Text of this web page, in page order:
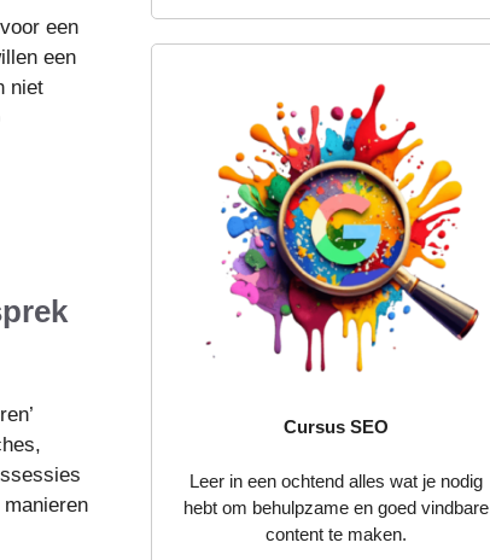
een
een
niet
Cursus SEO
Leer in een ochtend alles wat je nodig
hebt om behulpzame en goed vindbare
content te maken.